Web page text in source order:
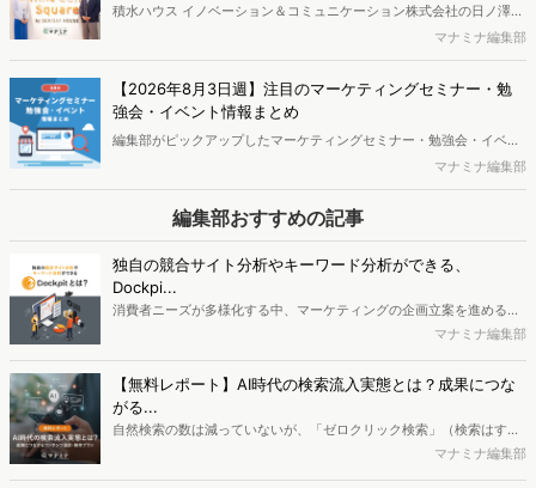
積水ハウス イノベーション＆コミュニケーション株式会社の日ノ澤恵
莉氏と株式会社ヴァリューズ取締役副社長・後藤賢治が対談。日ノ澤
氏が提唱する5Sフレームワークとその実践について語り合いました。
マナミナ編集部
【2026年8月3日週】注目のマーケティングセミナー・勉
強会・イベント情報まとめ
編集部がピックアップしたマーケティングセミナー・勉強会・イベン
マナミナ編集部
編集部おすすめの記事
独自の競合サイト分析やキーワード分析ができる、
Dockpi...
消費者ニーズが多様化する中、マーケティングの企画立案を進める上
で、競合分析や消費者分析の重要性がより高まっています。Web行動
データを活用し、Web上の消費者行動を起点とした競合サイト分析や
消費者分析が可能です。今回はDockpitならではの利便性の高い機能
や活用方法を解説します。
マナミナ編集部
【無料レポート】AI時代の検索流入実態とは？成果につな
がる...
自然検索の数は減っていないが、「ゼロクリック検索」（検索はする
がページには流入しない）の割合が増加しているのが、AI時代の検索
マナミナ編集部